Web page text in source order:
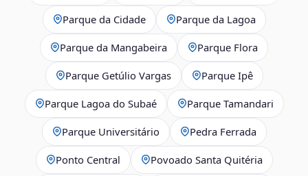
Parque da Cidade Parque da Lagoa
Parque da Mangabeira Parque Flora
Parque Getúlio Vargas Parque Ipê
Parque Lagoa do Subaé Parque Tamandari
Parque Universitário Pedra Ferrada
Ponto Central Povoado Santa Quitéria